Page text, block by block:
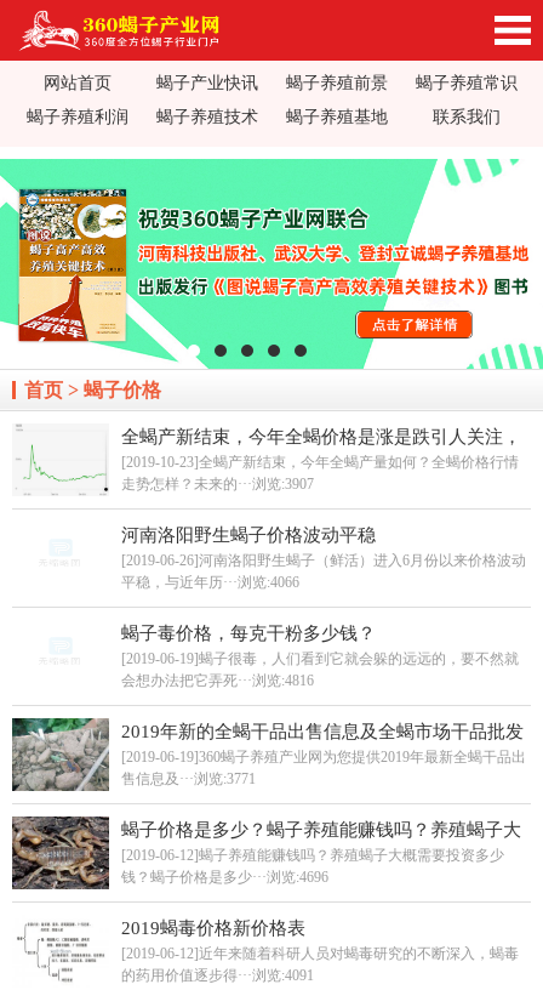
360蝎子养殖产业网_蝎子养殖技术视频_蝎子养
治_全蝎药方价值加工_蝎子养殖场基地加盟
网站首页 蝎子产业快讯 蝎子养殖前景
蝎子养殖常识
蝎子养殖利润
蝎子养殖技术 蝎子养殖基地 联系我们
首页 > 蝎子价格
全蝎产新结束，今年全蝎价格是涨是跌引人关注，
蝎子价格多少钱一斤
[2019-10-23]全蝎产新结束，今年全蝎产量如何？全蝎价格行情
走势怎样？未来的···浏览:3907
河南洛阳野生蝎子价格波动平稳
[2019-06-26]河南洛阳野生蝎子（鲜活）进入6月份以来价格波动
平稳，与近年历···浏览:4066
蝎子毒价格，每克干粉多少钱？
[2019-06-19]蝎子很毒，人们看到它就会躲的远远的，要不然就
会想办法把它弄死···浏览:4816
2019年新的全蝎干品出售信息及全蝎市场干品批发
价格
[2019-06-19]360蝎子养殖产业网为您提供2019年最新全蝎干品出
售信息及···浏览:3771
蝎子价格是多少？蝎子养殖能赚钱吗？养殖蝎子大
概需要投资多少钱？
[2019-06-12]蝎子养殖能赚钱吗？养殖蝎子大概需要投资多少
钱？蝎子价格是多少···浏览:4696
2019蝎毒价格新价格表
[2019-06-12]近年来随着科研人员对蝎毒研究的不断深入，蝎毒
的药用价值逐步得···浏览:4091